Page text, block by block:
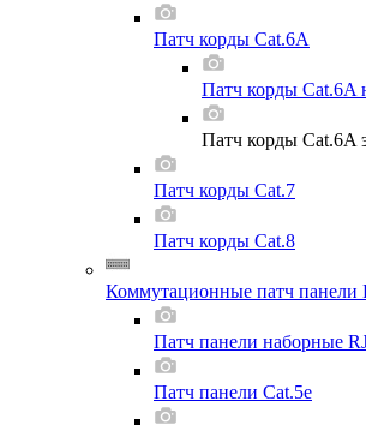
Патч корды Cat.6A
Патч корды Cat.6A
Патч корды Cat.6A
Патч корды Cat.7
Патч корды Cat.8
Коммутационные патч панели
Патч панели наборные
Патч панели Cat.5e